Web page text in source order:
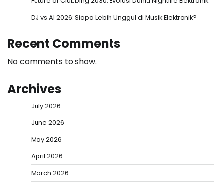
DJ vs AI 2026: Siapa Lebih Unggul di Musik Elektronik?
Recent Comments
No comments to show.
Archives
July 2026
June 2026
May 2026
April 2026
March 2026